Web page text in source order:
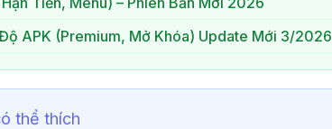
APK (Premium, Mở Khóa) Update Mới 3/2026
thể thích